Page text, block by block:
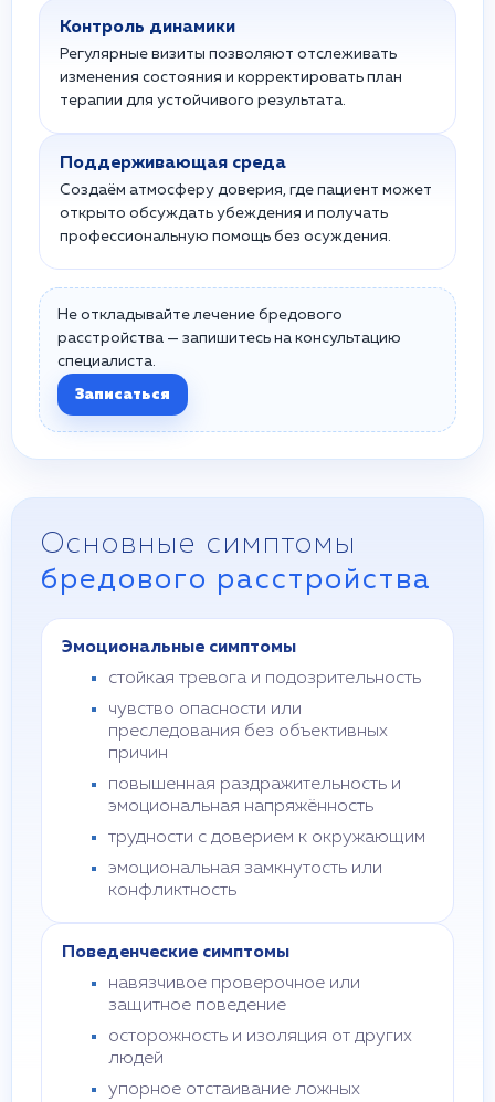
Контроль динамики
Регулярные визиты позволяют отслеживать
изменения состояния и корректировать план
терапии для устойчивого результата.
Поддерживающая среда
Создаём атмосферу доверия, где пациент может
открыто обсуждать убеждения и получать
профессиональную помощь без осуждения.
Не откладывайте лечение бредового
расстройства — запишитесь на консультацию
специалиста.
Записаться
Основные симптомы
бредового расстройства
Эмоциональные симптомы
стойкая тревога и подозрительность
чувство опасности или
преследования без объективных
причин
повышенная раздражительность и
эмоциональная напряжённость
трудности с доверием к окружающим
эмоциональная замкнутость или
конфликтность
Поведенческие симптомы
навязчивое проверочное или
защитное поведение
осторожность и изоляция от других
людей
упорное отстаивание ложных